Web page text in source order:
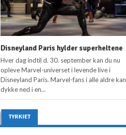
Disneyland Paris hylder superheltene
Hver dag indtil d. 30. september kan du nu
opleve Marvel-universet i levende live i
Disneyland Paris. Marvel-fans i alle aldre kan
dykke ned i en...
TYRKIET